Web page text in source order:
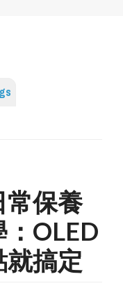
常保養
OLED
搞定